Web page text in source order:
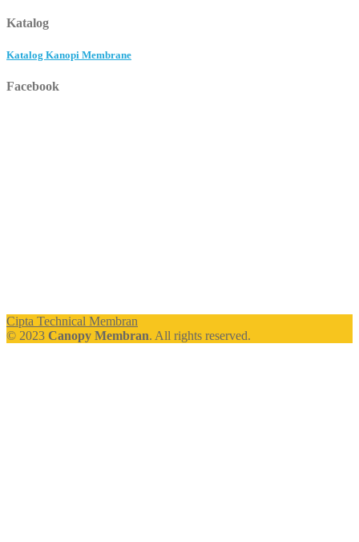
Katalog
Katalog Kanopi Membrane
Facebook
Cipta Technical Membran
© 2023 Canopy Membran. All rights reserved.